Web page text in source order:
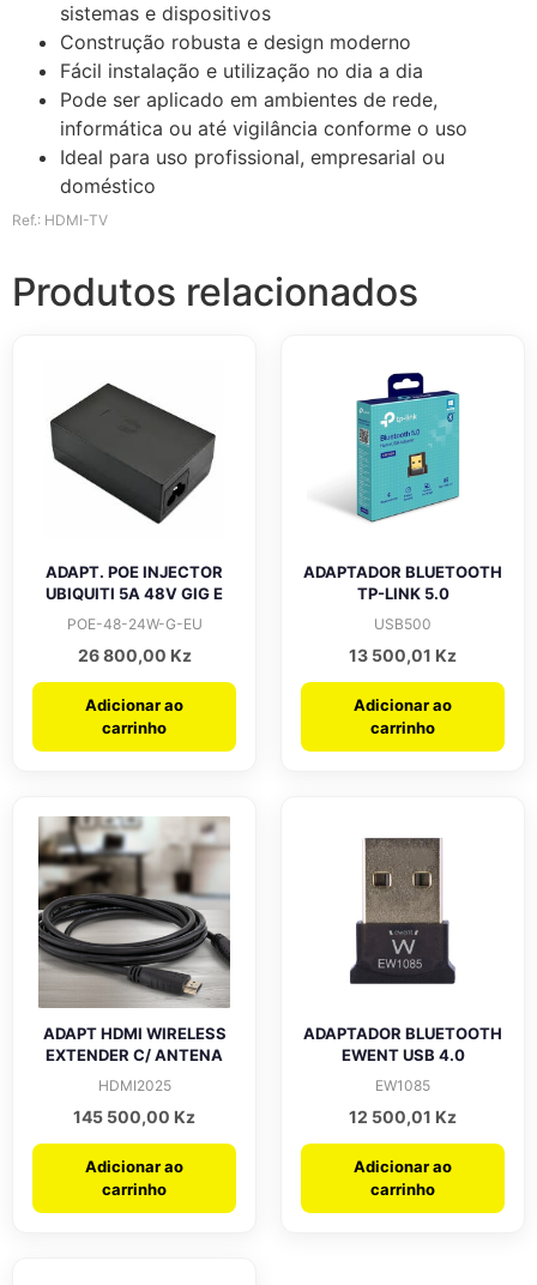
sistemas e dispositivos
Construção robusta e design moderno
Fácil instalação e utilização no dia a dia
Pode ser aplicado em ambientes de rede,
informática ou até vigilância conforme o uso
Ideal para uso profissional, empresarial ou
doméstico
Ref.: HDMI-TV
Produtos relacionados
ADAPT. POE INJECTOR
UBIQUITI 5A 48V GIG E
POE-48-24W-G-EU
26 800,00 Kz
Adicionar ao
carrinho
ADAPTADOR BLUETOOTH
TP-LINK 5.0
USB500
13 500,01 Kz
Adicionar ao
carrinho
ADAPT HDMI WIRELESS
EXTENDER C/ ANTENA
HDMI2025
145 500,00 Kz
Adicionar ao
carrinho
ADAPTADOR BLUETOOTH
EWENT USB 4.0
EW1085
12 500,01 Kz
Adicionar ao
carrinho